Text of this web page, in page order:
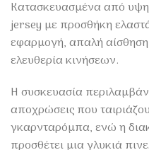
Κατασκευασμένα από
jersey με προσθήκη
εφαρμογή, απαλή
ελευθερία κινήσεων.
Η συσκευασία
αποχρώσεις που
γκαρνταρόμπα, ενώ η
προσθέτει μια γλυκιά